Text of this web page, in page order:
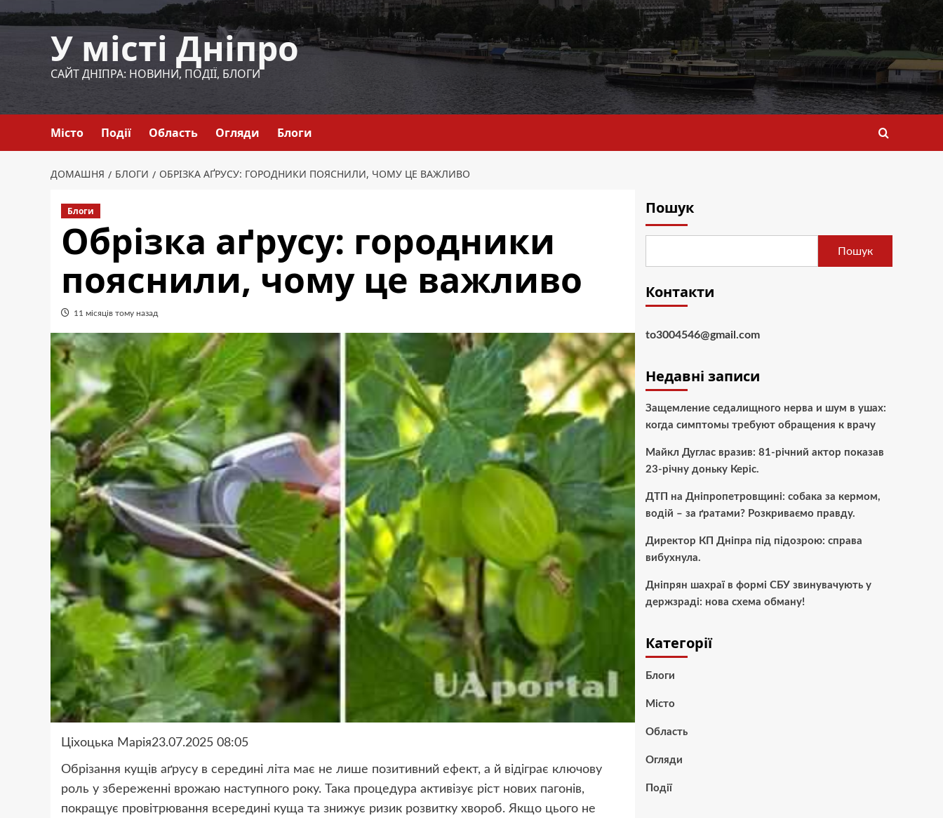
до
У місті Дніпро
САЙТ ДНІПРА: НОВИНИ, ПОДІЇ, БЛОГИ
Місто Події Область Огляди Блоги
ДОМАШНЯ БЛОГИ ОБРІЗКА АҐРУСУ: ГОРОДНИКИ ПОЯСНИЛИ, ЧОМУ ЦЕ ВАЖЛИВО
Блоги
Обрізка аґрусу: городники
пояснили, чому це важливо
11 місяців тому назад
Ціхоцька Марія23.07.2025 08:05
Обрізання кущів аґрусу в середині літа має не лише позитивний ефект, а й відіграє ключову
роль у збереженні врожаю наступного року. Така процедура активізує ріст нових пагонів,
покращує провітрювання всередині куща та знижує ризик розвитку хвороб. Якщо цього не
Пошук
Пошук
Контакти
to3004546@gmail.com
Недавні записи
Защемление седалищного нерва и шум в ушах:
когда симптомы требуют обращения к врачу
Майкл Дуглас вразив: 81-річний актор показав
23-річну доньку Керіс.
ДТП на Дніпропетровщині: собака за кермом,
водій – за ґратами? Розкриваємо правду.
Директор КП Дніпра під підозрою: справа
вибухнула.
Дніпрян шахраї в формі СБУ звинувачують у
держзраді: нова схема обману!
Категорії
Блоги
Місто
Область
Огляди
Події